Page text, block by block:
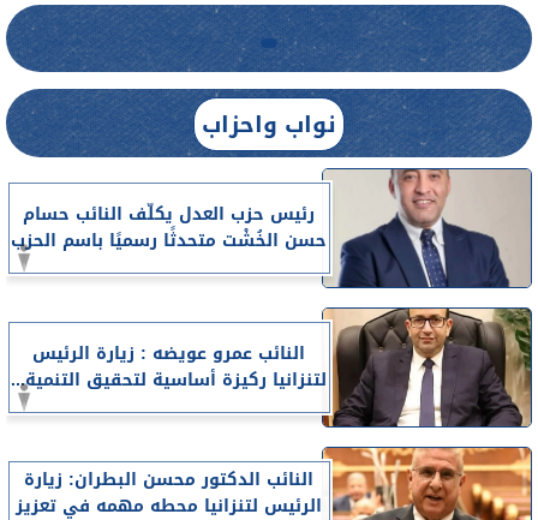
نواب واحزاب
رئيس حزب العدل يكلّف النائب حسام
حسن الخُشْت متحدثًا رسميًا باسم الحزب
النائب عمرو عويضه : زيارة الرئيس
لتنزانيا ركيزة أساسية لتحقيق التنمية...
النائب الدكتور محسن البطران: زيارة
الرئيس لتنزانيا محطه مهمه في تعزيز